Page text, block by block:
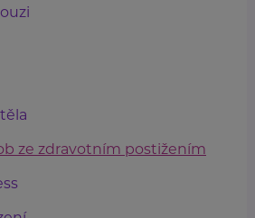
ze zdravotním postižením